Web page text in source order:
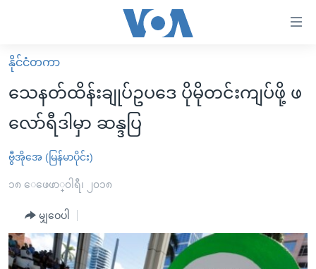
လွယ်ကူ
စေ
သည့်
များ
ပင်မ
ကျော်
ကြည့်
မူလစာမျက်နှာ
မြန်မာ
ကမ္ဘာ့သတင်းများ
နိုင်ငံတကာ
အစ္စရေး-ပါလက်စတိုင်း
ဗွီဒီယို
သတင်းလွတ်လပ်ခွင့်
အင်္ဂလိပ်စာလေ့လာမယ်
အမေရိကန်သုံးအီဒီယံ
အပတ်စဉ်ကဏ္ဍများ
နိုင်ငံတကာ
သေနတ်ထိန်းချုပ်ဥပဒေ ပိုမိုတင်းကျပ်ဖို့ ဖ
လော်ရီဒါမှာ ဆန္ဒပြ
ဗွီအိုအေ (မြန်မာပိုင်း)
၁၈ ေဖေဖာ္၀ါရီ၊ ၂၀၁၈
မျှဝေပါ